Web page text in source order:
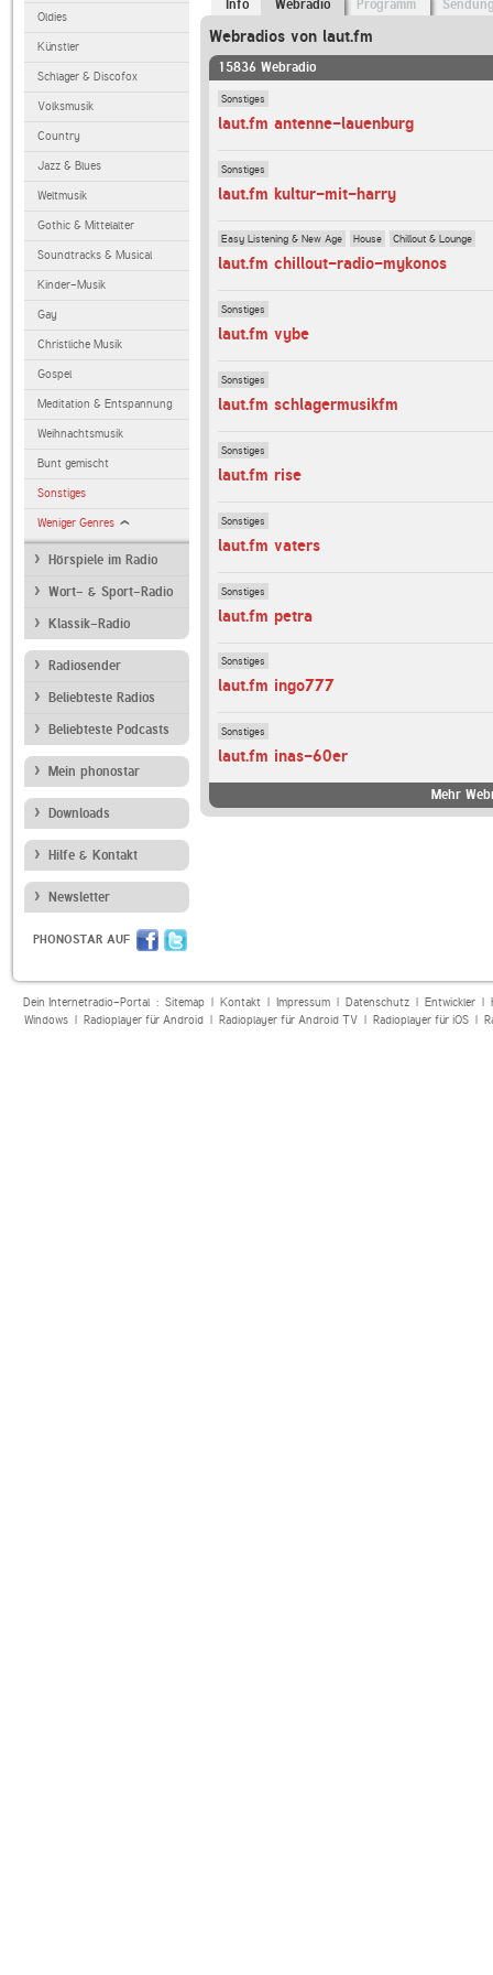
Oldies
Künstler
Schlager & Discofox
Volksmusik
Country
Jazz & Blues
Weltmusik
Gothic & Mittelalter
Soundtracks & Musical
Kinder-Musik
Gay
Christliche Musik
Gospel
Meditation & Entspannung
Weihnachtsmusik
Bunt gemischt
Sonstiges
Weniger Genres
Hörspiele im Radio
Wort- & Sport-Radio
Klassik-Radio
Radiosender
Beliebteste Radios
Beliebteste Podcasts
Mein phonostar
Downloads
Hilfe & Kontakt
Newsletter
PHONOSTAR AUF
Info Webradio Programm
Webradios von laut.fm
15836 Webradio
Sonstiges
laut.fm antenne-lauenburg
Sonstiges
laut.fm kultur-mit-harry
Easy Listening & New Age House Chillout & Lounge
laut.fm chillout-radio-mykonos
Sonstiges
laut.fm vybe
Sonstiges
laut.fm schlagermusikfm
Sonstiges
laut.fm rise
Sonstiges
laut.fm vaters
Sonstiges
laut.fm petra
Sonstiges
laut.fm ingo777
Sonstiges
laut.fm inas-60er
Mehr
Dein Internetradio-Portal : Sitemap| Kontakt| Impressum| Datenschutz| Entwickler|
Windows| Radioplayer für Android| Radioplayer für Android TV| Radioplayer für iOS|